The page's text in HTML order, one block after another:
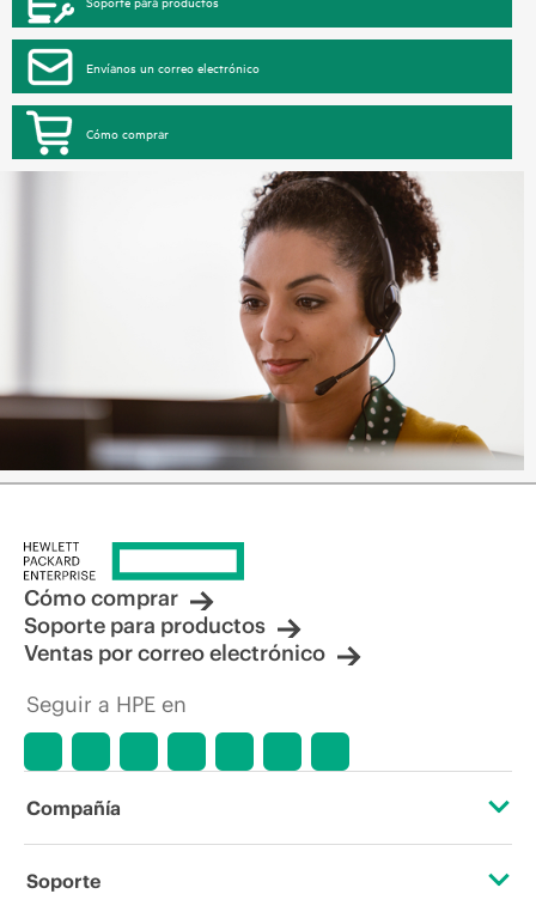
Envíanos un correo electrónico
Cómo comprar
Cómo comprar
Soporte para productos
Ventas por correo electrónico
Seguir a HPE en
Compañía
Acerca de HPE
Soporte